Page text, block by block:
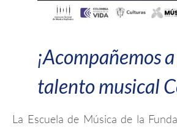
¡Acompañemos
talento musical
La Escuela de Música de la